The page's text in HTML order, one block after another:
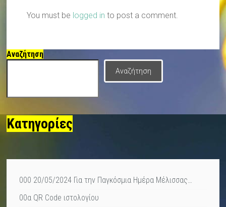
You must be logged in to post a comment.
Αναζήτηση
Αναζήτηση
Κατηγορίες
000 20/05/2024 Για την Παγκόσμια Ημέρα Μέλισσας…
00α QR Code ιστολογίου